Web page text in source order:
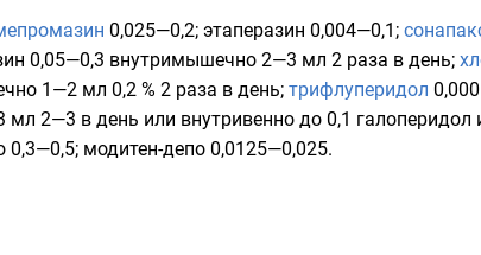
0,025—0,2; этаперазин 0,004—0,1;
0,05—0,3 внутримышечно 2—3 мл 2 раза в день;
1—2 мл 0,2 % 2 раза в день; трифлуперидол
2—3 в день или внутривенно до 0,1
0,3—0,5; модитен-депо 0,0125—0,025.